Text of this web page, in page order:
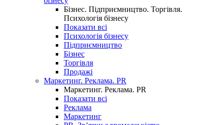
Бізнес. Підприємництво. Торгівля.
Психологія бізнесу
Показати всі
Психологія бізнесу
Підприємництво
Бізнес
Торгівля
Продажі
Маркетинг. Реклама. PR
Маркетинг. Реклама. PR
Показати всі
Реклама
Маркетинг